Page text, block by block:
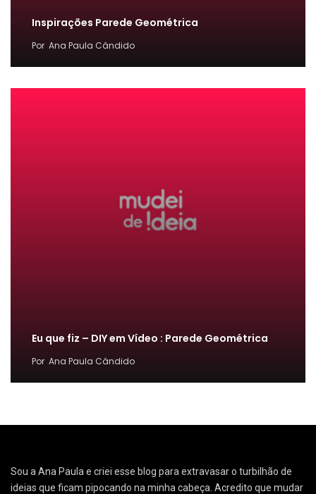
Inspirações Parede Geométrica
Por Ana Paula Cândido
Eu que fiz – DIY em Vídeo : Parede Geométrica
Por Ana Paula Cândido
Sou a Ana Paula e criei esse blog para extravasar o turbilhão de
ideias que ficam pipocando na minha cabeça. Acredito que mudar